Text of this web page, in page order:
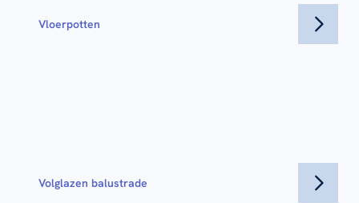
Vloerpotten
Volglazen balustrade